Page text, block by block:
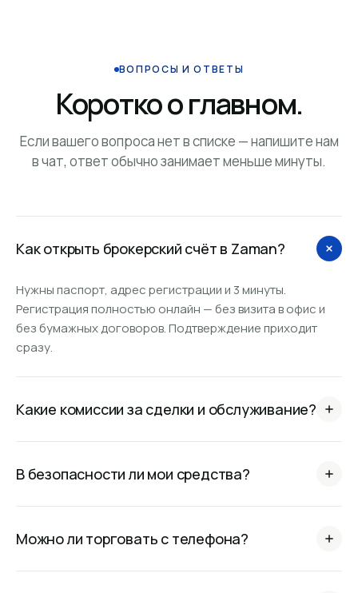
ВОПРОСЫ И ОТВЕТЫ
Коротко о главном.
Если вашего вопроса нет в списке — напишите нам
в чат, ответ обычно занимает меньше минуты.
Как открыть брокерский счёт в Zaman?
Нужны паспорт, адрес регистрации и 3 минуты.
Регистрация полностью онлайн — без визита в офис и
без бумажных договоров. Подтверждение приходит
сразу.
Какие комиссии за сделки и обслуживание?
валюты без скрытых сборов. Полный тариф — в разделе
В безопасности ли мои средства?
создана и успешно развивается на рынке Кыргызстана
Можно ли торговать с телефона?